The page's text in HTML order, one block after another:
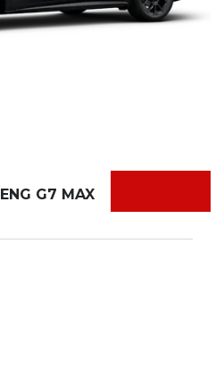
G7 MAX